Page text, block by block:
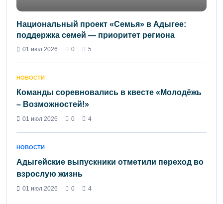
Национальный проект «Семья» в Адыгее:
поддержка семей — приоритет региона
01 июл 2026 0 5
НОВОСТИ
Команды соревновались в квесте «Молодёжь
– Возможностей!»
01 июл 2026 0 4
НОВОСТИ
Адыгейские выпускники отметили переход во
взрослую жизнь
01 июл 2026 0 4